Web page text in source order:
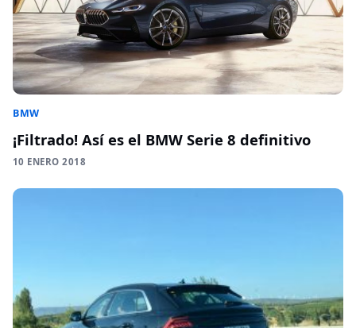
BMW
¡Filtrado! Así es el BMW Serie 8 definitivo
10 ENERO 2018